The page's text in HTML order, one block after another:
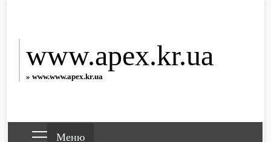
www.apex.kr.ua
» www.www.apex.kr.ua